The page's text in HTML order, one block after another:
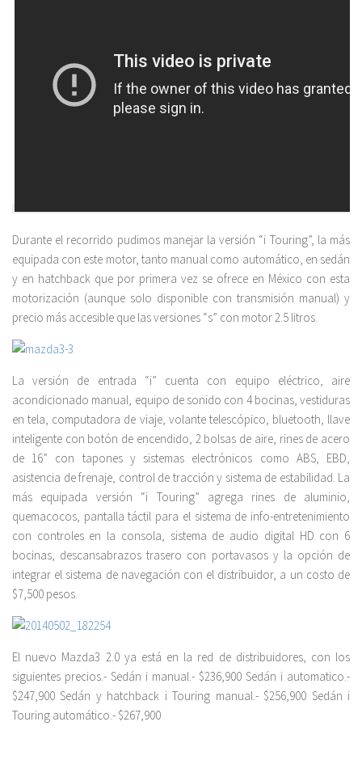
Durante el recorrido pudimos manejar la versión “i Touring”, la más
equipada con este motor, tanto manual como automático, en sedán
y en hatchback que por primera vez se ofrece en México con esta
motorización (aunque solo disponible con transmisión manual) y
precio más accesible que las versiones “s” con motor 2.5 litros.
La versión de entrada “i” cuenta con equipo eléctrico, aire
acondicionado manual, equipo de sonido con 4 bocinas, vestiduras
en tela, computadora de viaje, volante telescópico, bluetooth, llave
inteligente con botón de encendido, 2 bolsas de aire, rines de acero
de 16” con tapones y sistemas electrónicos como ABS, EBD,
asistencia de frenaje, control de tracción y sistema de estabilidad. La
más equipada versión “i Touring” agrega rines de aluminio,
quemacocos, pantalla táctil para el sistema de info-entretenimiento
con controles en la consola, sistema de audio digital HD con 6
bocinas, descansabrazos trasero con portavasos y la opción de
integrar el sistema de navegación con el distribuidor, a un costo de
$7,500 pesos.
El nuevo Mazda3 2.0 ya está en la red de distribuidores, con los
siguientes precios.- Sedán i manual.- $236,900 Sedán i automatico.-
$247,900 Sedán y hatchback i Touring manual.- $256,900 Sedán i
Touring automático.- $267,900